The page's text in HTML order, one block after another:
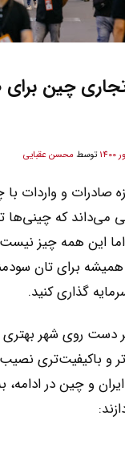
چین برای
توسط محسن عقبایی
صادرات و واردات با
می‌داند که چینی‌ها
اما این همه چیز
برای تان
گذاری کنید.
روی شهر بهتری
و باکیفیت‌تری
و چین در